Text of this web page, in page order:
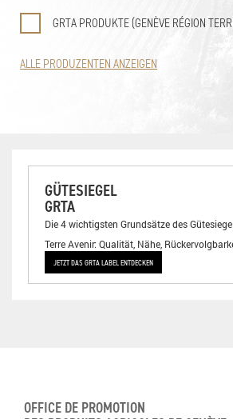
GRTA PRODUKTE (GENÈVE RÉGION
ALLE PRODUZENTEN ANZEIGEN
GÜTESIEGEL
GRTA
Die 4 wichtigsten Grundsätze des
Terre Avenir: Qualität, Nähe,
JETZT DAS GRTA LABEL ENTDECKEN
OFFICE DE PROMOTION